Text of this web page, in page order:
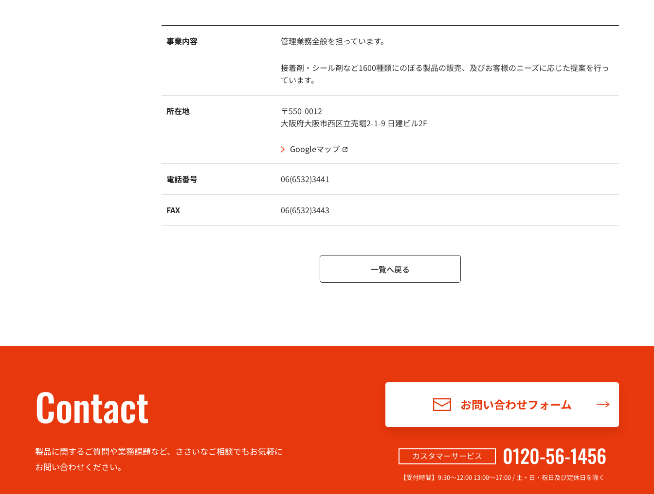
事業内容 管理業務全般を担っています。
接着剤・シール剤など1600種類にのぼる製品の販売、及びお客様のニーズに応じた提案を行っ
ています。
所在地
〒550-0012
大阪府大阪市西区立売堀2-1-9 日建ビル2F
Googleマップ
電話番号 06(6532)3441
FAX 06(6532)3443
一覧へ戻る
Contact
製品に関するご質問や業務課題など、ささいなご相談でもお気軽に
お問い合わせください。
お問い合わせフォーム
カスタマーサービス 0120-56-1456
【受付時間】9:30～12:00 13:00～17:00 / 土・日・祝日及び定休日を除く